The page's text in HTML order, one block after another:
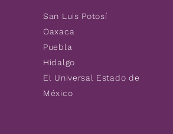
San Luis Potosí
Oaxaca
Puebla
Hidalgo
El Universal Estado de
México